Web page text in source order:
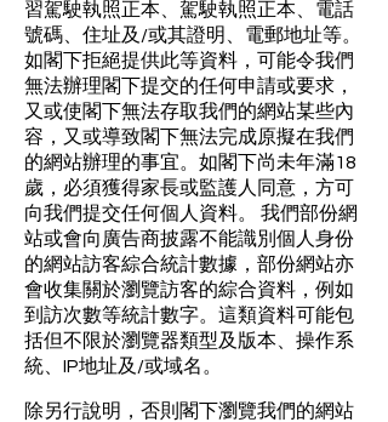
習駕駛執照正本、駕駛執照正本、電話
號碼、住址及/或其證明、電郵地址等。
如閣下拒絕提供此等資料，可能令我們
無法辦理閣下提交的任何申請或要求，
又或使閣下無法存取我們的網站某些內
容，又或導致閣下無法完成原擬在我們
的網站辦理的事宜。如閣下尚未年滿18
歲，必須獲得家長或監護人同意，方可
向我們提交任何個人資料。 我們部份網
站或會向廣告商披露不能識別個人身份
的網站訪客綜合統計數據，部份網站亦
會收集關於瀏覽訪客的綜合資料，例如
到訪次數等統計數字。這類資料可能包
括但不限於瀏覽器類型及版本、操作系
統、IP地址及/或域名。
除另行說明，否則閣下瀏覽我們的網站